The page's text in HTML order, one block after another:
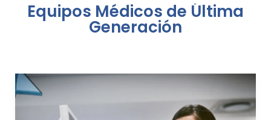
Equipos Médicos de Última
Generación
Equipo
médico: